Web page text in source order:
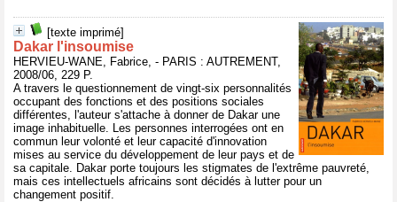
[texte imprimé]
Dakar l'insoumise
HERVIEU-WANE, Fabrice, - PARIS : AUTREMENT,
2008/06, 229 P.
A travers le questionnement de vingt-six personnalités
occupant des fonctions et des positions sociales
différentes, l'auteur s'attache à donner de Dakar une
image inhabituelle. Les personnes interrogées ont en
commun leur volonté et leur capacité d'innovation
mises au service du développement de leur pays et de
sa capitale. Dakar porte toujours les stigmates de l'extrême pauvreté,
mais ces intellectuels africains sont décidés à lutter pour un
changement positif.